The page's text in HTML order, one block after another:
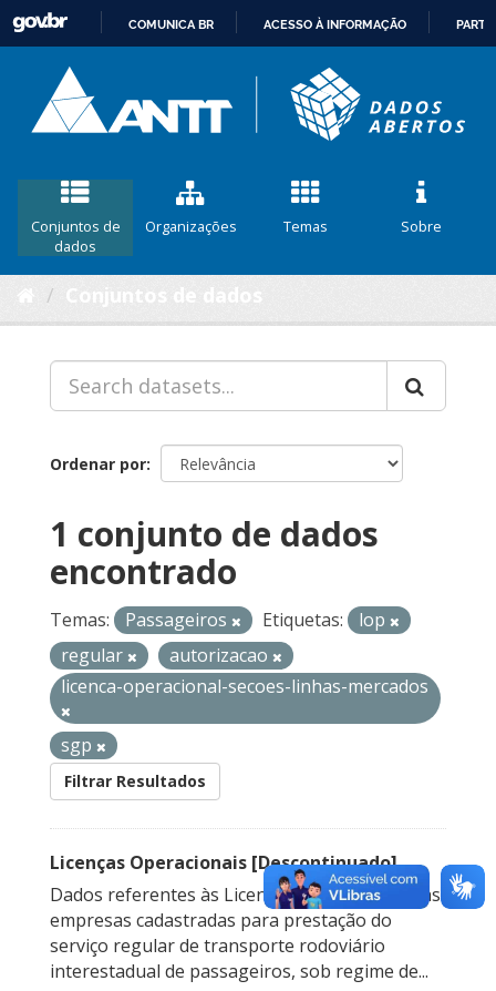
CONTEÚDO
COMUNICA BR ACESSO À INFORMAÇÃO
Conjuntos de
dados
Organizações Temas Sobre
Ordenar por
1 conjunto de dados
encontrado
Temas: Passageiros Etiquetas:
lop
regular
autorizacao
licenca-operacional-secoes-linhas-mercados
sgp
Filtrar Resultados
Licenças Operacionais [Descontinuado]
Dados referentes às Licenças Operacionais das
empresas cadastradas para prestação do
serviço regular de transporte rodoviário
interestadual de passageiros, sob regime de...